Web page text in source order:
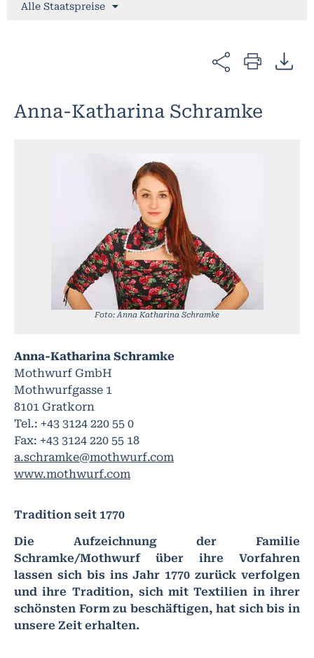
Alle Staatspreise
Anna-Katharina Schramke
Tradition seit 1770
Die Aufzeichnung der Familie
Schramke/Mothwurf über ihre Vorfahren
lassen sich bis ins Jahr 1770 zurück verfolgen
und ihre Tradition, sich mit Textilien in ihrer
schönsten Form zu beschäftigen, hat sich bis in
unsere Zeit erhalten.
Foto: Anna Katharina Schramke
Anna-Katharina Schramke
Mothwurf GmbH
Mothwurfgasse 1
8101 Gratkorn
Tel.: +43 3124 220 55 0
Fax: +43 3124 220 55 18
a.schramke@mothwurf.com
www.mothwurf.com